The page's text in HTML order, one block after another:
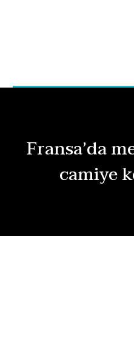
Fransa’da
camiye